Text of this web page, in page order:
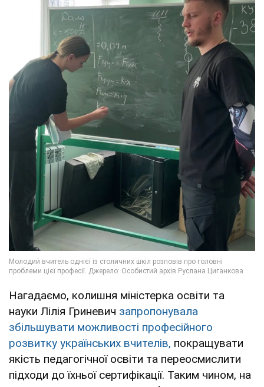
Нагадаємо, колишня міністерка освіти та
науки Лілія Гриневич запропонувала
збільшувати можливості професійного
розвитку українських вчителів, покращувати
якість педагогічної освіти та переосмислити
підходи до їхньої сертифікації. Таким чином, на